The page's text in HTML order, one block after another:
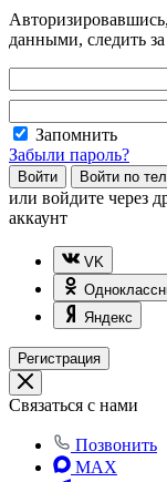
данными, следить за
Запомнить
Забыли пароль?
Войти Войти по
или войдите через
аккаунт
VK
Яндекс
Регистрация
Связаться с нами
Позвонить
MAX